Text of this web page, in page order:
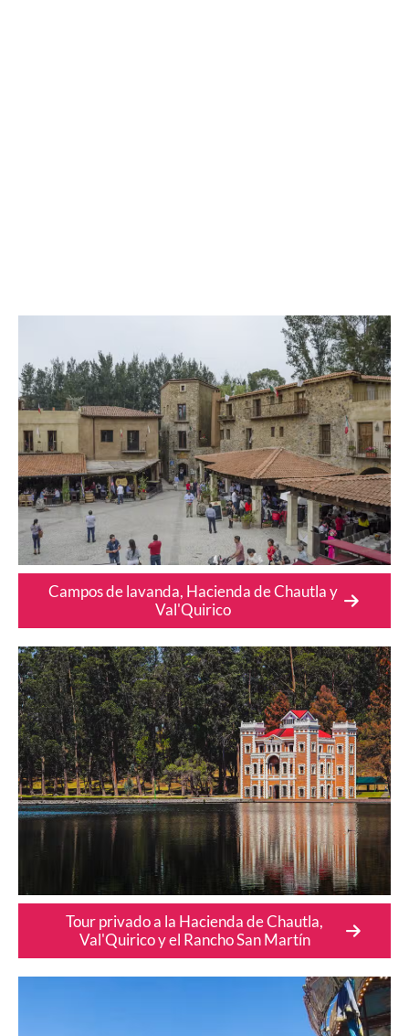
Campos de lavanda, Hacienda de Chautla y
Val'Quirico
Tour privado a la Hacienda de Chautla,
Val'Quirico y el Rancho San Martín